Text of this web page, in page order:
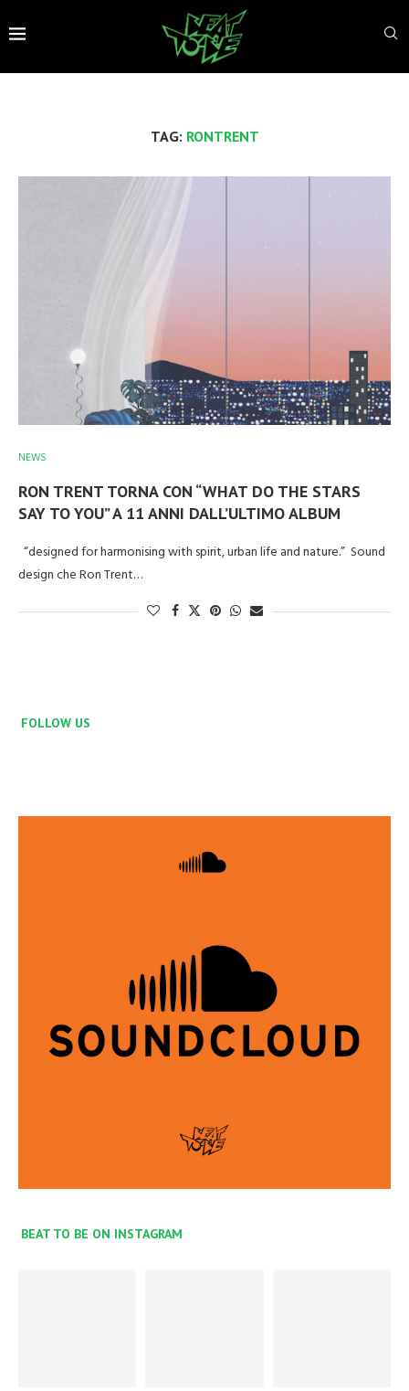
TAG: RONTRENT
NEWS
RON TRENT TORNA CON “WHAT DO THE STARS
SAY TO YOU” A 11 ANNI DALL’ULTIMO ALBUM
“designed for harmonising with spirit, urban life and nature.” Sound
design che Ron Trent…
FOLLOW US
BEAT TO BE ON INSTAGRAM